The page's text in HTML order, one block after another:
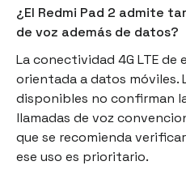
¿El Redmi Pad 2 admite
de voz además de datos?
La conectividad 4G LTE de
orientada a datos móviles.
disponibles no confirman
llamadas de voz
que se recomienda
ese uso es prioritario.